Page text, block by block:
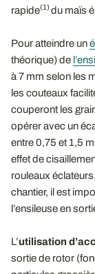
rapide(1) du maïs
Pour atteindre un
théorique) de
à 7 mm selon les
les couteaux
couperont les
opérer avec un
entre 0,75 et 1,5
effet de
rouleaux
chantier, il est
l’ensileuse en
L’utilisation
sortie de rotor